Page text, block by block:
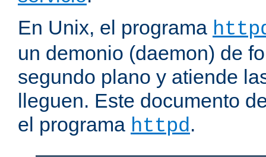
En Unix, el programa
un demonio (daemon) de
segundo plano y atiende
lleguen. Este documento
el programa httpd.